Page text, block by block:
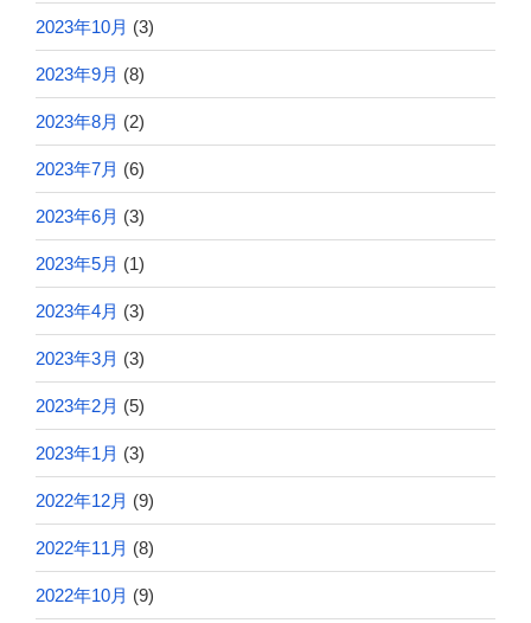
2023年10月 (3)
2023年9月 (8)
2023年8月 (2)
2023年7月 (6)
2023年6月 (3)
2023年5月 (1)
2023年4月 (3)
2023年3月 (3)
2023年2月 (5)
2023年1月 (3)
2022年12月 (9)
2022年11月 (8)
2022年10月 (9)